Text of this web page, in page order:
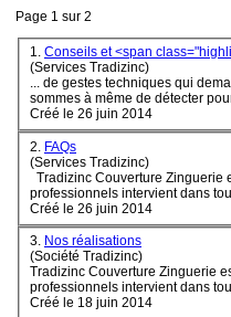
Page 1 sur 2
1. Conseils et <span
(Services Tradizinc)
sommes à même de détecter
Créé le 26 juin 2014
2. FAQs
(Services Tradizinc)
professionnels intervient dans
Créé le 26 juin 2014
3. Nos réalisations
(Société Tradizinc)
Tradizinc Couverture Zinguerie
professionnels intervient dans
Créé le 18 juin 2014